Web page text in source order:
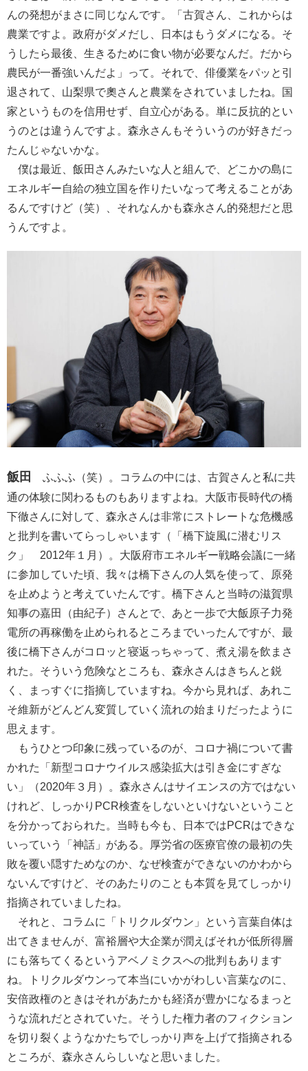
んの発想がまさに同じなんです。「古賀さん、これからは
農業ですよ。政府がダメだし、日本はもうダメになる。そ
うしたら最後、生きるために食い物が必要なんだ。だから
農民が一番強いんだよ」って。それで、俳優業をパッと引
退されて、山梨県で奧さんと農業をされていましたね。国
家というものを信用せず、自立心がある。単に反抗的とい
うのとは違うんですよ。森永さんもそういうのが好きだっ
たんじゃないかな。
僕は最近、飯田さんみたいな人と組んで、どこかの島に
エネルギー自給の独立国を作りたいなって考えることがあ
るんですけど（笑）、それなんかも森永さん的発想だと思
うんですよ。
飯田
ふふふ（笑）。コラムの中には、古賀さんと私に共
通の体験に関わるものもありますよね。大阪市長時代の橋
下徹さんに対して、森永さんは非常にストレートな危機感
と批判を書いてらっしゃいます（「橋下旋風に潜むリス
ク」 2012年１月）。大阪府市エネルギー戦略会議に一緒
に参加していた頃、我々は橋下さんの人気を使って、原発
を止めようと考えていたんです。橋下さんと当時の滋賀県
知事の嘉田（由紀子）さんとで、あと一歩で大飯原子力発
電所の再稼働を止められるところまでいったんですが、最
後に橋下さんがコロッと寝返っちゃって、煮え湯を飲まさ
れた。そういう危険なところも、森永さんはきちんと鋭
く、まっすぐに指摘していますね。今から見れば、あれこ
そ維新がどんどん変質していく流れの始まりだったように
思えます。
もうひとつ印象に残っているのが、コロナ禍について書
かれた「新型コロナウイルス感染拡大は引き金にすぎな
い」（2020年３月）。森永さんはサイエンスの方ではない
けれど、しっかりPCR検査をしないといけないということ
を分かっておられた。当時も今も、日本ではPCRはできな
いっていう「神話」がある。厚労省の医療官僚の最初の失
敗を覆い隠すためなのか、なぜ検査ができないのかわから
ないんですけど、そのあたりのことも本質を見てしっかり
指摘されていましたね。
それと、コラムに「トリクルダウン」という言葉自体は
出てきませんが、富裕層や大企業が潤えばそれが低所得層
にも落ちてくるというアベノミクスへの批判もあります
ね。トリクルダウンって本当にいかがわしい言葉なのに、
安倍政権のときはそれがあたかも経済が豊かになるまっと
うな流れだとされていた。そうした権力者のフィクション
を切り裂くようなかたちでしっかり声を上げて指摘される
ところが、森永さんらしいなと思いました。